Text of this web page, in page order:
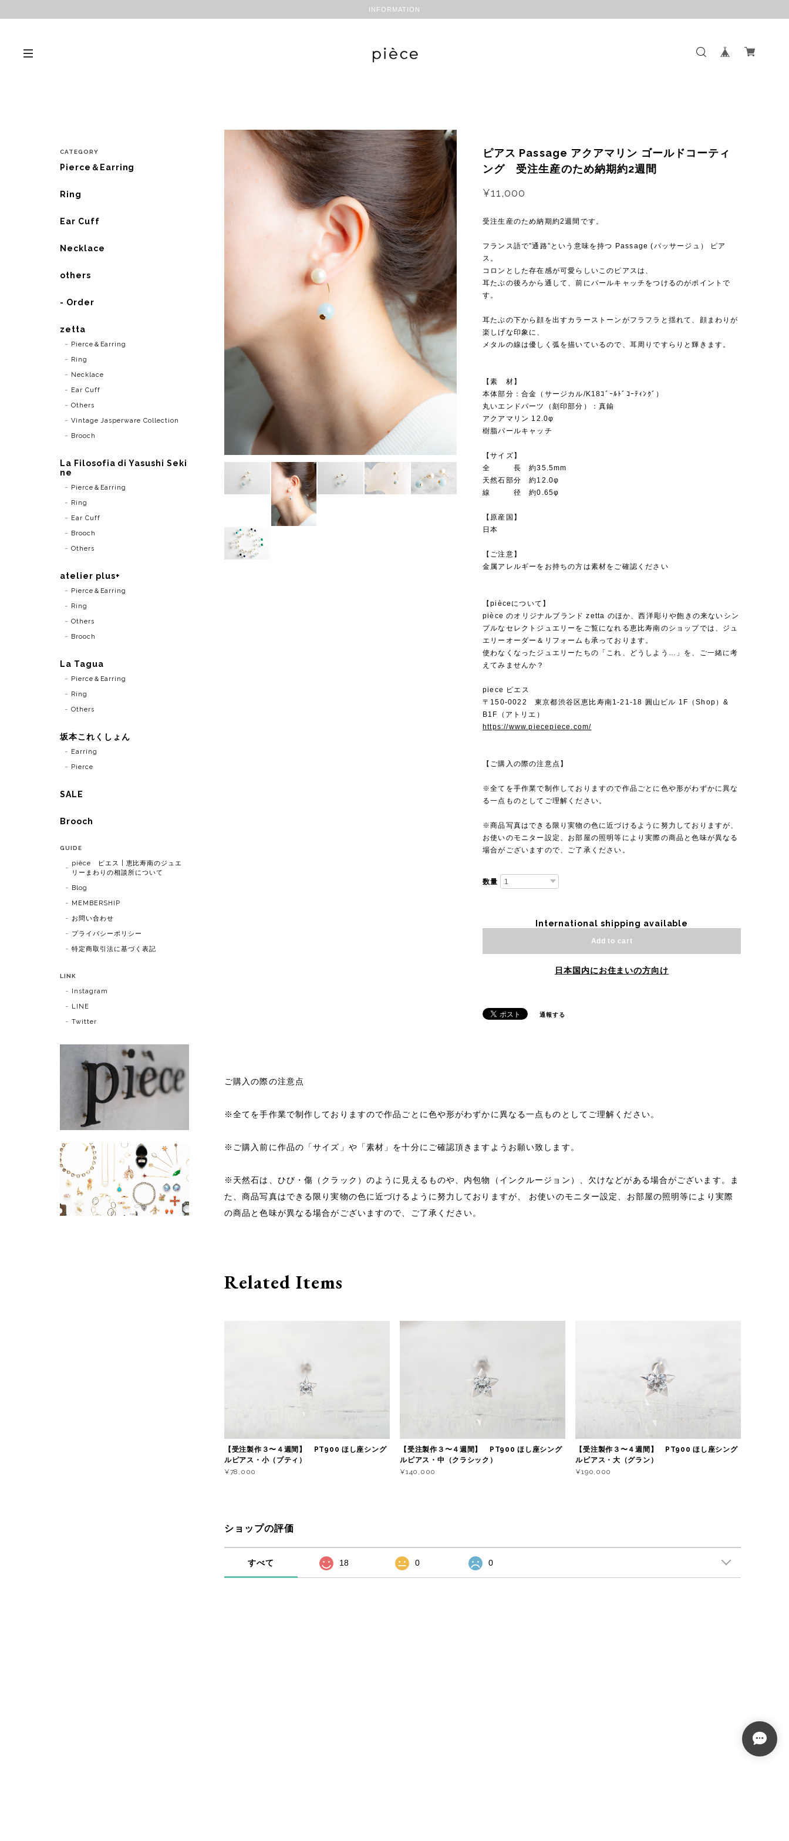
INFORMATION
ピアス Passage アクアマリン ゴールドコーティ
ング 受注生産のため納期約2週間
¥11,000
受注生産のため納期約2週間です。
フランス語で”通路”という意味を持つ Passage (パッサージュ） ピア
ス。
コロンとした存在感が可愛らしいこのピアスは、
耳たぶの後ろから通して、前にパールキャッチをつけるのがポイントで
す。
耳たぶの下から顔を出すカラーストーンがフラフラと揺れて、顔まわりが
楽しげな印象に、
メタルの線は優しく弧を描いているので、耳周りですらりと輝きます。
【素 材】
本体部分：合金（サージカル/K18ｺﾞｰﾙﾄﾞｺｰﾃｨﾝｸﾞ）
丸いエンドパーツ（刻印部分）：真鍮
アクアマリン 12.0φ
樹脂パールキャッチ
【サイズ】
全 長 約35.5mm
天然石部分 約12.0φ
線 径 約0.65φ
【原産国】
日本
【ご注意】
金属アレルギーをお持ちの方は素材をご確認ください
【pièceについて】
pièce のオリジナルブランド zetta のほか、西洋彫りや飽きの来ないシン
プルなセレクトジュエリーをご覧になれる恵比寿南のショップでは、ジュ
エリーオーダー＆リフォームも承っております。
使わなくなったジュエリーたちの「これ、どうしよう…」を、ご一緒に考
えてみませんか？
piece ピエス
〒150-0022 東京都渋谷区恵比寿南1-21-18 圓山ビル 1F（Shop）&
B1F（アトリエ）
https://www.piecepiece.com/
【ご購入の際の注意点】
※全てを手作業で制作しておりますので作品ごとに色や形がわずかに異な
る一点ものとしてご理解ください。
※商品写真はできる限り実物の色に近づけるように努力しておりますが、
お使いのモニター設定、お部屋の照明等により実際の商品と色味が異なる
場合がございますので、ご了承ください。
数量
International shipping available
Add to cart
日本国内にお住まいの方向け
通報する
ご購入の際の注意点
※全てを手作業で制作しておりますので作品ごとに色や形がわずかに異なる一点ものとしてご理解ください。
※ご購入前に作品の「サイズ」や「素材」を十分にご確認頂きますようお願い致します。
※天然石は、ひび・傷（クラック）のように見えるものや、内包物（インクルージョン）、欠けなどがある場合がございます。ま
た、商品写真はできる限り実物の色に近づけるように努力しておりますが、 お使いのモニター設定、お部屋の照明等により実際
の商品と色味が異なる場合がございますので、ご了承ください。
Related Items
【受注製作３〜４週間】 PT900 ほし座シング
ルピアス・小（プティ）
¥78,000
【受注製作３〜４週間】 PT900 ほし座シング
ルピアス・中（クラシック）
¥140,000
【受注製作３〜４週間】 PT900 ほし座シング
ルピアス・大（グラン）
¥190,000
ショップの評価
すべて 18 0 0
CATEGORY
Pierce＆Earring
Ring
Ear Cuff
Necklace
others
- Order
zetta
Pierce＆Earring
Ring
Necklace
Ear Cuff
Others
Vintage Jasperware Collection
Brooch
La Filosofia di Yasushi Seki
ne
Pierce＆Earring
Ring
Ear Cuff
Brooch
Others
atelier plus+
Pierce＆Earring
Ring
Others
Brooch
La Tagua
Pierce＆Earring
Ring
Others
坂本これくしょん
Earring
Pierce
SALE
Brooch
GUIDE
pièce ピエス | 恵比寿南のジュエ
リーまわりの相談所について
Blog
MEMBERSHIP
お問い合わせ
プライバシーポリシー
特定商取引法に基づく表記
LINK
Instagram
LINE
Twitter